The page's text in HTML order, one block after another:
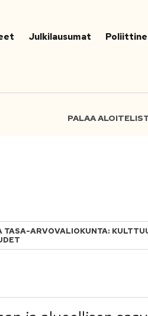
Julkilausumat
PALAA
ARVOVALIOKUNTA: